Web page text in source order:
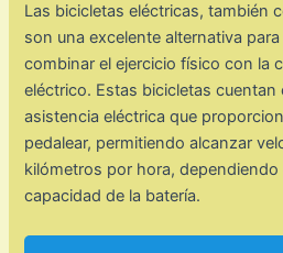
Las bicicletas eléctricas, también
son una excelente alternativa
combinar el ejercicio físico con la
eléctrico. Estas bicicletas
asistencia eléctrica que
pedalear, permitiendo alcanzar
kilómetros por hora, dependiendo
capacidad de la batería.